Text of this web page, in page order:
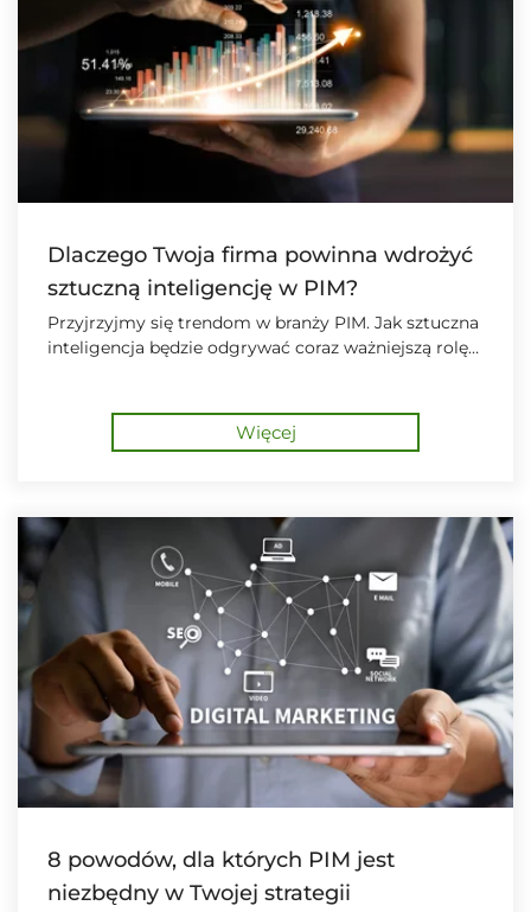
Dlaczego Twoja firma powinna wdrożyć
sztuczną inteligencję w PIM?
Przyjrzyjmy się trendom w branży PIM. Jak sztuczna
inteligencja będzie odgrywać coraz ważniejszą rolę
Więcej
8 powodów, dla których PIM jest
niezbędny w Twojej strategii